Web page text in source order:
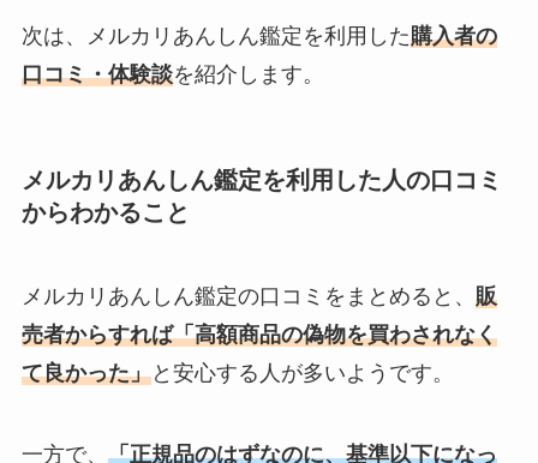
次は、メルカリあんしん鑑定を利用した購入者の
口コミ・体験談を紹介します。
メルカリあんしん鑑定を利用した人の口コミ
からわかること
メルカリあんしん鑑定の口コミをまとめると、 販
売者からすれば「高額商品の偽物を買わされなく
て良かった」と安心する人が多いようです。
一方で、 「正規品のはずなのに、基準以下になっ